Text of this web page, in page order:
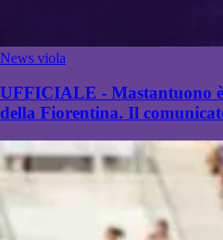
News viola
UFFICIALE - Mastantuono
della Fiorentina. Il